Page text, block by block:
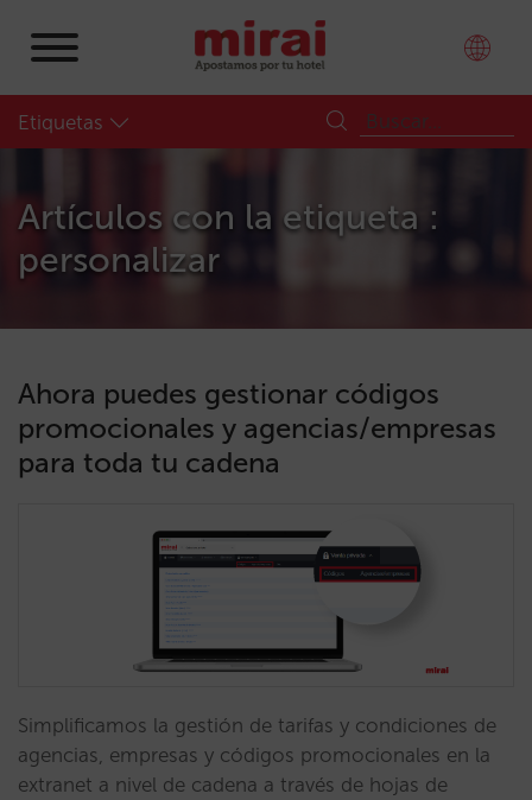
Etiquetas
Artículos con la etiqueta :
personalizar
Ahora puedes gestionar códigos
promocionales y agencias/empresas
para toda tu cadena
Simplificamos la gestión de tarifas y condiciones de
agencias, empresas y códigos promocionales en la
extranet a nivel de cadena a través de hojas de